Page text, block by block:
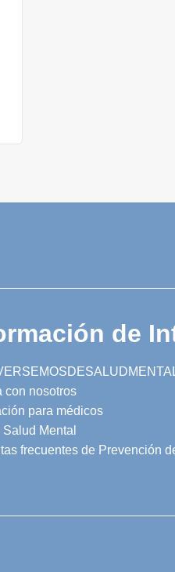
de
con nosotros
para médicos
Salud Mental
frecuentes de Prevención